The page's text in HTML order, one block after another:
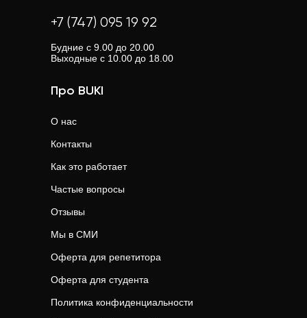
+7 (747) 095 19 92
Будние с 9.00 до 20.00
Выходные с 10.00 до 18.00
Про BUKI
О нас
Контакты
Как это работает
Частые вопросы
Отзывы
Мы в СМИ
Оферта для репетитора
Оферта для студента
Политика конфиденциальности